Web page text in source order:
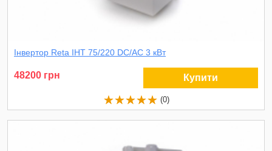
Інвертор Reta ІНТ 75/220 DC/AC 3 кВт
48200 грн Купити
(0)